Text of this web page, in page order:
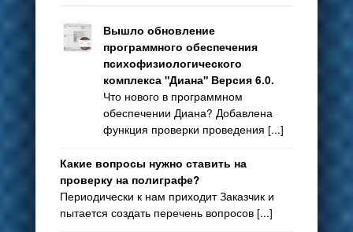
Вышло обновление
программного обеспечения
психофизиологического
комплекса "Диана" Версия 6.0.
Что нового в программном
обеспечении Диана? Добавлена
функция проверки проведения [...]
Какие вопросы нужно ставить на
проверку на полиграфе?
Периодически к нам приходит Заказчик и
пытается создать перечень вопросов [...]